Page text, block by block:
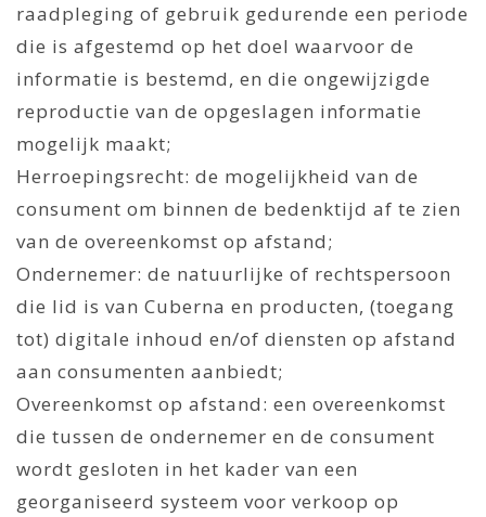
raadpleging of gebruik gedurende een periode
die is afgestemd op het doel waarvoor de
informatie is bestemd, en die ongewijzigde
reproductie van de opgeslagen informatie
mogelijk maakt;
Herroepingsrecht: de mogelijkheid van de
consument om binnen de bedenktijd af te zien
van de overeenkomst op afstand;
Ondernemer: de natuurlijke of rechtspersoon
die lid is van Cuberna en producten, (toegang
tot) digitale inhoud en/of diensten op afstand
aan consumenten aanbiedt;
Overeenkomst op afstand: een overeenkomst
die tussen de ondernemer en de consument
wordt gesloten in het kader van een
georganiseerd systeem voor verkoop op